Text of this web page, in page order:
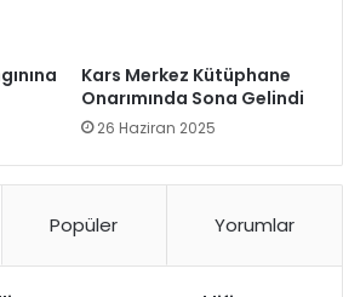
Kars Merkez Kütüphane
Onarımında Sona Gelindi
26 Haziran 2025
Popüler Yorumlar